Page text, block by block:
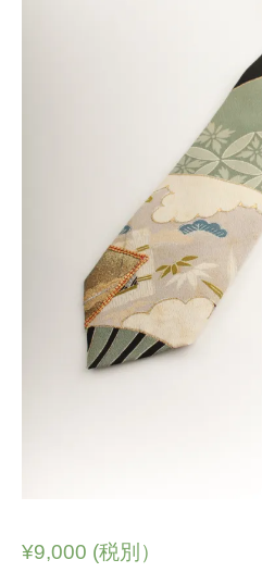
¥9,000 (税別）